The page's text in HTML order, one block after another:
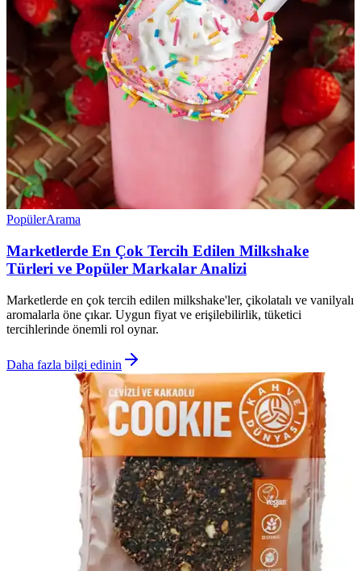
PopülerArama
Marketlerde En Çok Tercih Edilen Milkshake
Türleri ve Popüler Markalar Analizi
Marketlerde en çok tercih edilen milkshake'ler, çikolatalı ve vanilyalı
aromalarla öne çıkar. Uygun fiyat ve erişilebilirlik, tüketici
tercihlerinde önemli rol oynar.
Daha fazla bilgi edinin